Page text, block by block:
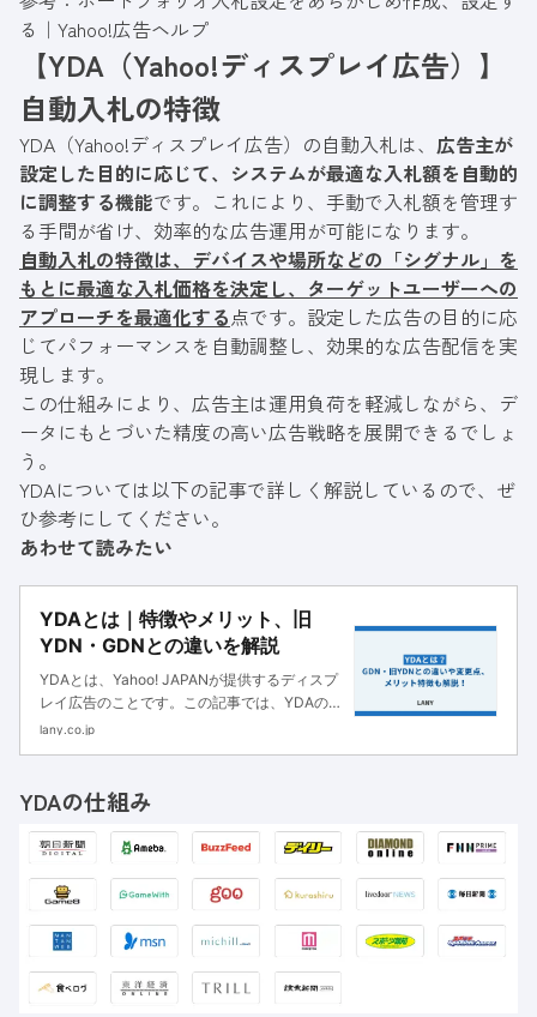
る｜Yahoo!広告ヘルプ
【YDA（Yahoo!ディスプレイ広告）】
自動入札の特徴
YDA（Yahoo!ディスプレイ広告）の自動入札は、 広告主が
設定した目的に応じて、システムが最適な入札額を自動的
に調整する機能です。これにより、手動で入札額を管理す
る手間が省け、効率的な広告運用が可能になります。
自動入札の特徴は、デバイスや場所などの「シグナル」を
もとに最適な入札価格を決定し、ターゲットユーザーへの
アプローチを最適化する点です。設定した広告の目的に応
じてパフォーマンスを自動調整し、効果的な広告配信を実
現します。
この仕組みにより、広告主は運用負荷を軽減しながら、デ
ータにもとづいた精度の高い広告戦略を展開できるでしょ
う。
YDAについては以下の記事で詳しく解説しているので、ぜ
ひ参考にしてください。
あわせて読みたい
YDAとは｜特徴やメリット、旧
YDN・GDNとの違いを解説
YDAとは、Yahoo! JAPANが提供するディスプ
レイ広告のことです。この記事では、YDAの特
徴や活用するメリット、旧YDN・GDNとの違
lany.co.jp
YDAの仕組み